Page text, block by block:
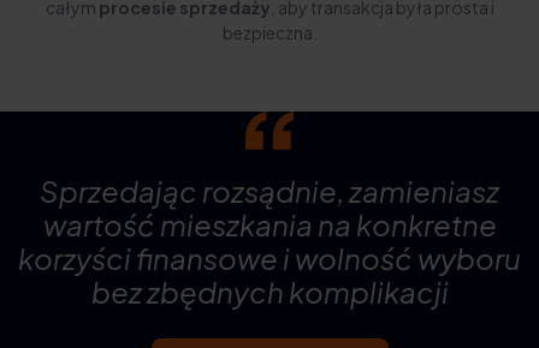
całym procesie sprzedaży , aby transakcja była prosta i
bezpieczna.
Sprzedając rozsądnie, zamieniasz
wartość mieszkania na konkretne
korzyści finansowe i wolność wyboru
bez zbędnych komplikacji